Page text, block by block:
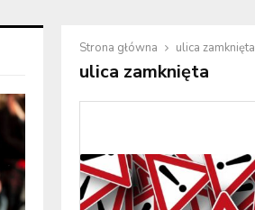
Strona główna ulica zamknięta
ulica zamknięta